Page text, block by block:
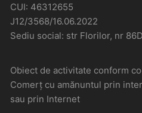
CUI: 46312655
J12/3568/16.06.2022
Sediu social: str Florilor, nr
Obiect de activitate conform
Comerţ cu amănuntul prin
sau prin Internet